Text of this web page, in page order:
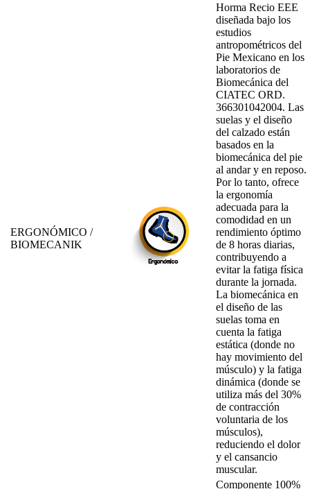
ERGONÓMICO /
BIOMECANIK
Horma Recio EEE
diseñada bajo los
estudios
antropométricos del
Pie Mexicano en los
laboratorios de
Biomecánica del
CIATEC ORD.
366301042004. Las
suelas y el diseño
del calzado están
basados en la
biomecánica del pie
al andar y en reposo.
Por lo tanto, ofrece
la ergonomía
adecuada para la
comodidad en un
rendimiento óptimo
de 8 horas diarias,
contribuyendo a
evitar la fatiga física
durante la jornada.
La biomecánica en
el diseño de las
suelas toma en
cuenta la fatiga
estática (donde no
hay movimiento del
músculo) y la fatiga
dinámica (donde se
utiliza más del 30%
de contracción
voluntaria de los
músculos),
reduciendo el dolor
y el cansancio
muscular.
Componente 100%